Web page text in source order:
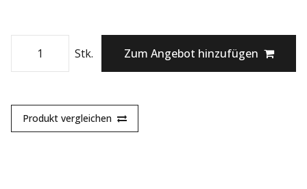
Stk. Zum Angebot hinzufügen
Produkt vergleichen